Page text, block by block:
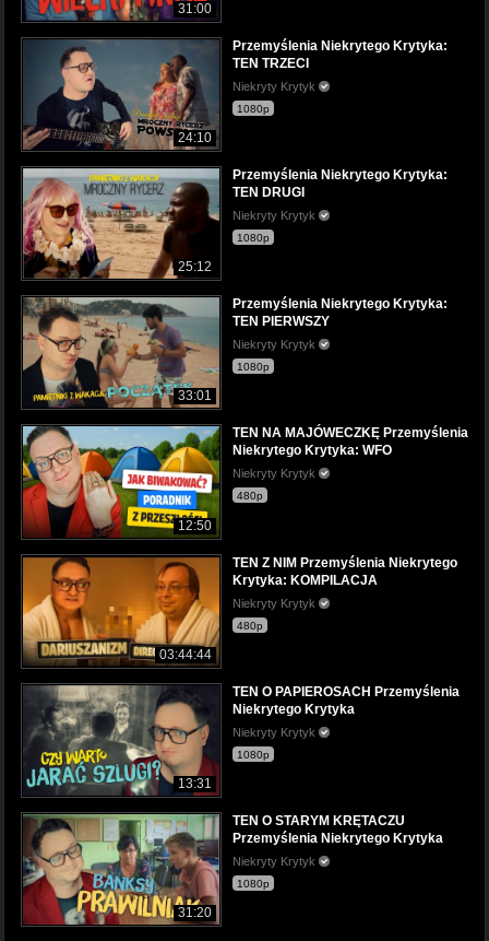
31:00
24:10
Przemyślenia Niekrytego Krytyka:
TEN TRZECI
Niekryty Krytyk
1080p
25:12
Przemyślenia Niekrytego Krytyka:
TEN DRUGI
Niekryty Krytyk
1080p
33:01
Przemyślenia Niekrytego Krytyka:
TEN PIERWSZY
Niekryty Krytyk
1080p
12:50
TEN NA MAJÓWECZKĘ Przemyślenia
Niekrytego Krytyka: WFO
Niekryty Krytyk
480p
03:44:44
TEN Z NIM Przemyślenia Niekrytego
Krytyka: KOMPILACJA
Niekryty Krytyk
480p
13:31
TEN O PAPIEROSACH Przemyślenia
Niekrytego Krytyka
Niekryty Krytyk
1080p
31:20
TEN O STARYM KRĘTACZU
Przemyślenia Niekrytego Krytyka
Niekryty Krytyk
1080p